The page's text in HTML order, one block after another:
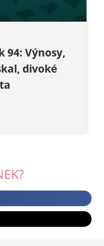
94: Výnosy,
divoké